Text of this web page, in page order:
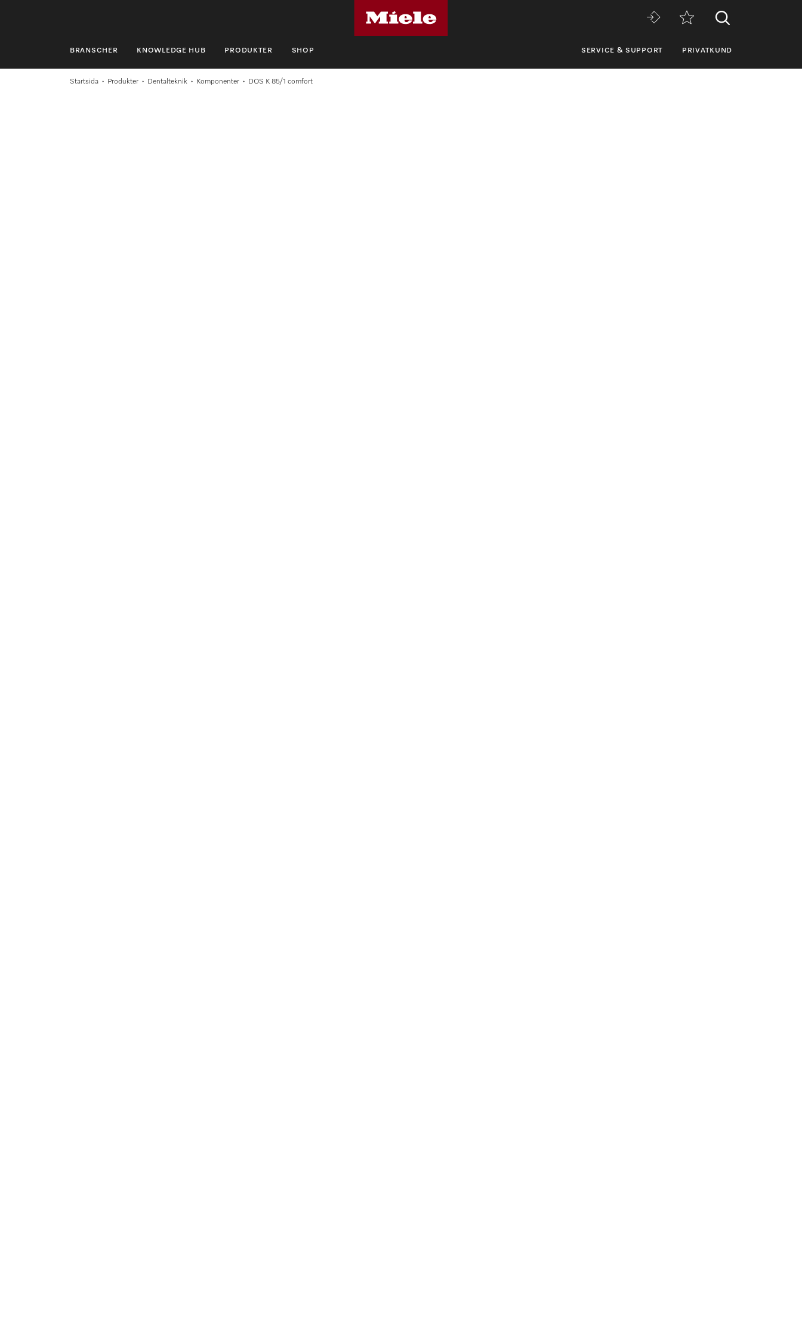
BRANSCHER KNOWLEDGE HUB PRODUKTER SHOP SERVICE & SUPPORT PRIVATKUND
BRANSCHER
Startsida Produkter Dentalteknik Komponenter DOS K 85/1 comfort